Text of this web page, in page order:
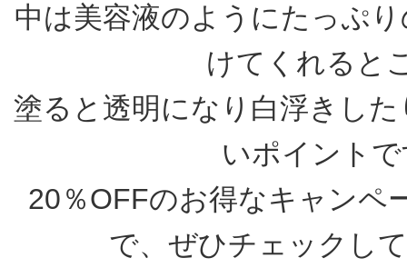
中は美容液のようにたっぷ
けてくれると
塗ると透明になり白浮きし
いポイント
20％OFFのお得なキャンペ
で、ぜひチェックし